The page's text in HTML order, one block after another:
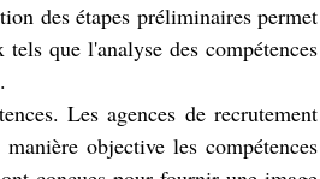
des étapes préliminaires permet
que l'analyse des compétences
Les agences de recrutement
objective les compétences